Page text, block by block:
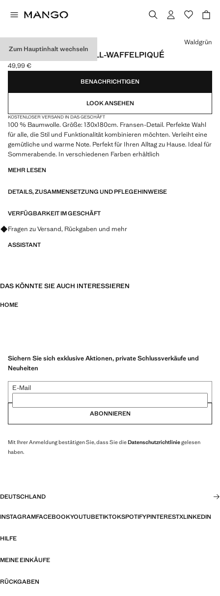
Zum Hauptinhalt wechseln
DECKE AUS BAUMWOLL-WAFFELPIQUÉ
Aktueller Preis [49,99 € ]
49,99 €
Wählen Sie eine Farbe
Waldgrün
BENACHRICHTIGEN
LOOK ANSEHEN
KOSTENLOSER VERSAND IN DAS GESCHÄFT
100 % Baumwolle. Größe: 130x180cm. Fransen-Detail. Perfekte Wahl
für alle, die Stil und Funktionalität kombinieren möchten. Verleiht eine
gemütliche und warme Note. Perfekt für Ihren Alltag zu Hause. Ideal für
Sommerabende. In verschiedenen Farben erhältlich
MEHR LESEN
DETAILS, ZUSAMMENSETZUNG UND PFLEGEHINWEISE
VERFÜGBARKEIT IM GESCHÄFT
Fragen zu Versand, Rückgaben und mehr
ASSISTANT
DAS KÖNNTE SIE AUCH INTERESSIEREN
HOME
Sichern Sie sich exklusive Aktionen, private Schlussverkäufe und
Neuheiten
E-Mail
ABONNIEREN
Mit Ihrer Anmeldung bestätigen Sie, dass Sie dieDatenschutzrichtliniegelesen
haben.
DEUTSCHLAND
INSTAGRAMFACEBOOKYOUTUBETIKTOKSPOTIFYPINTERESTXLINKEDIN
HILFE
MEINE EINKÄUFE
RÜCKGABEN